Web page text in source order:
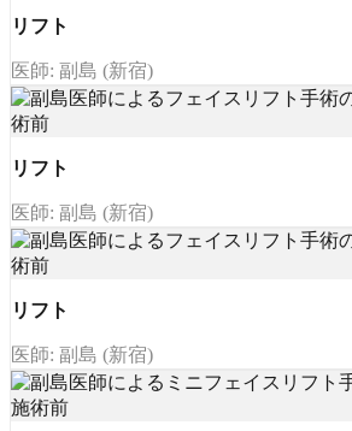
リフト
医師: 副島 (新宿)
リフト
医師: 副島 (新宿)
リフト
医師: 副島 (新宿)